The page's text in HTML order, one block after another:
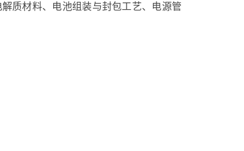
质材料、电池组装与封包工艺、电源管